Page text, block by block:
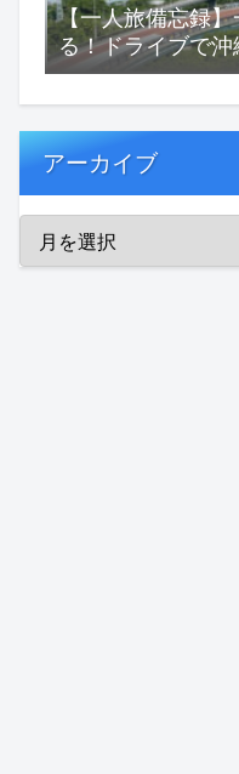
【一人旅備忘録
る！ドライブで
る一人旅！
アーカイブ